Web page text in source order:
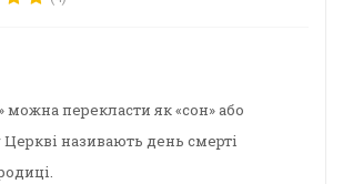
можна перекласти як «сон» або
Церкві називають день смерті